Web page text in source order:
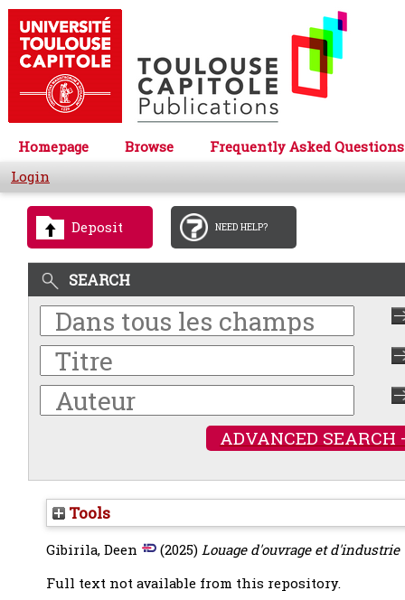
Homepage Browse
Frequently Asked Questions
Login
Deposit NEED HELP?
SEARCH
ADVANCED SEARCH
Tools
Gibirila, Deen (2025)Louage d'ouvrage et
Full text not available from this repository.